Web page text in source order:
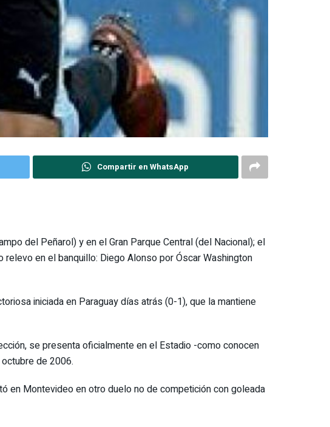
Compartir en WhatsApp
del Peñarol) y en el Gran Parque Central (del Nacional); el
en el banquillo: Diego Alonso por Óscar Washington
iniciada en Paraguay días atrás (0-1), que la mantiene
se presenta oficialmente en el Estadio -como conocen
de 2006.
en Montevideo en otro duelo no de competición con goleada